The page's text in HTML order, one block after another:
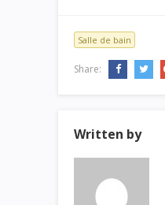
Salle de bain
Share:
Written by